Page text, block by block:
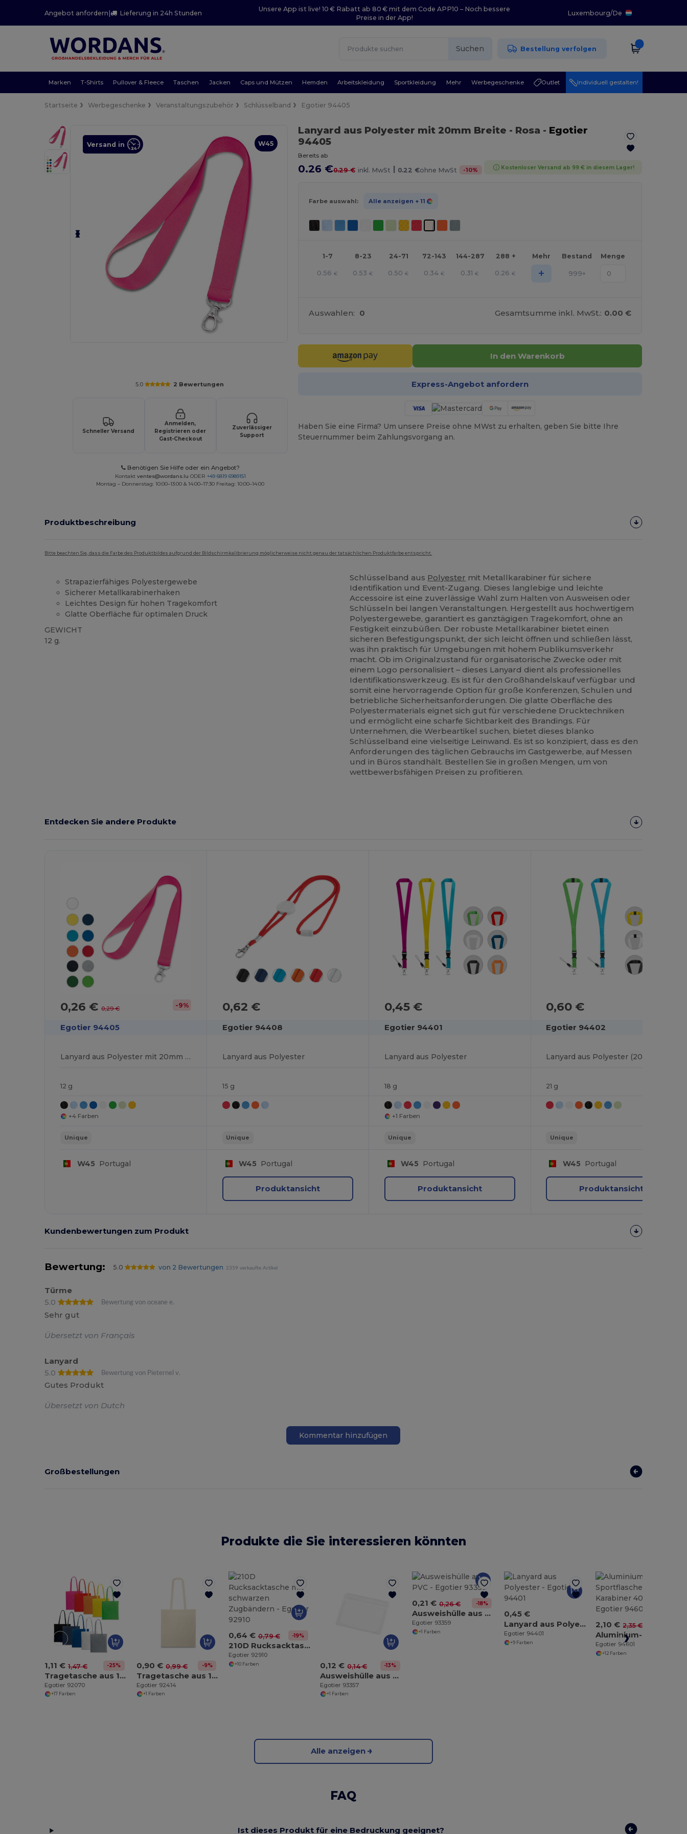
Angebot anfordern| Lieferung in 24h Stunden
Unsere App ist live! 10 € Rabatt ab 80 € mit dem Code APP10 – Noch bessere
Preise in der App!
Luxembourg/De
Suchen Bestellung verfolgen
Marken T-Shirts Pullover & Fleece Taschen Jacken Caps und Mützen Hemden Arbeitskleidung Sportkleidung Mehr Werbegeschenke Outlet Individuell gestalten!
Startseite Werbegeschenke Veranstaltungszubehör Schlüsselband Egotier 94405
W45
Versand in
5.0 2 Bewertungen
Schneller Versand
Anmelden,
Registrieren oder
Gast-Checkout
Zuverlässiger
Support
Benötigen Sie Hilfe oder ein Angebot?
Kontakt ventes@wordans.lu ODER +49 6819 6989151
Montag – Donnerstag: 10:00–13:00 & 14:00–17:30 Freitag: 10:00–14:00
Lanyard aus Polyester mit 20mm Breite - Rosa - Egotier
94405
Bereits ab
0.26 €0.29 € inkl. MwSt | 0.22 €ohne MwSt -10% Kostenloser Versand ab 99 € in diesem Lager!
Farbe auswahl: Alle anzeigen + 11
1-7 8-23 24-71 72-143 144-287 288 + Mehr Bestand Menge
0.56 € 0.53 € 0.50 € 0.34 € 0.31 € 0.26 € + 999+
Auswahlen: 0 Gesamtsumme inkl. MwSt.: 0.00 €
In den Warenkorb
Express-Angebot anfordern
Haben Sie eine Firma? Um unsere Preise ohne MWst zu erhalten, geben Sie bitte Ihre
Steuernummer beim Zahlungsvorgang an.
Produktbeschreibung
Bitte beachten Sie, dass die Farbe des Produktbildes aufgrund der Bildschirmkalibrierung möglicherweise nicht genau der tatsächlichen Produktfarbe entspricht.
Strapazierfähiges Polyestergewebe
Sicherer Metallkarabinerhaken
Leichtes Design für hohen Tragekomfort
Glatte Oberfläche für optimalen Druck
GEWICHT
12 g.
Schlüsselband aus Polyester mit Metallkarabiner für sichere
Identifikation und Event-Zugang. Dieses langlebige und leichte
Accessoire ist eine zuverlässige Wahl zum Halten von Ausweisen oder
Schlüsseln bei langen Veranstaltungen. Hergestellt aus hochwertigem
Polyestergewebe, garantiert es ganztägigen Tragekomfort, ohne an
Festigkeit einzubüßen. Der robuste Metallkarabiner bietet einen
sicheren Befestigungspunkt, der sich leicht öffnen und schließen lässt,
was ihn praktisch für Umgebungen mit hohem Publikumsverkehr
macht. Ob im Originalzustand für organisatorische Zwecke oder mit
einem Logo personalisiert – dieses Lanyard dient als professionelles
Identifikationswerkzeug. Es ist für den Großhandelskauf verfügbar und
somit eine hervorragende Option für große Konferenzen, Schulen und
betriebliche Sicherheitsanforderungen. Die glatte Oberfläche des
Polyestermaterials eignet sich gut für verschiedene Drucktechniken
und ermöglicht eine scharfe Sichtbarkeit des Brandings. Für
Unternehmen, die Werbeartikel suchen, bietet dieses blanko
Schlüsselband eine vielseitige Leinwand. Es ist so konzipiert, dass es den
Anforderungen des täglichen Gebrauchs im Gastgewerbe, auf Messen
und in Büros standhält. Bestellen Sie in großen Mengen, um von
wettbewerbsfähigen Preisen zu profitieren.
Entdecken Sie andere Produkte
0,26 €0,29 € -9%
Egotier 94405
Lanyard aus Polyester mit 20mm Breite
12 g
+4 Farben
Unique
W45 Portugal
0,62 €
Egotier 94408
Lanyard aus Polyester
15 g
Unique
W45 Portugal
Produktansicht
0,45 €
Egotier 94401
Lanyard aus Polyester
18 g
+1 Farben
Unique
W45 Portugal
Produktansicht
0,60 €
Egotier 94402
21 g
Unique
W45 Portugal
Produktansicht
Kundenbewertungen zum Produkt
Bewertung: 5.0 von 2 Bewertungen 2359 verkaufte Artikel
Türme
5.0
Bewertung von oceane e.
Sehr gut
Übersetzt von Français
Lanyard
5.0
Bewertung von Pieternel v.
Gutes Produkt
Übersetzt von Dutch
Kommentar hinzufügen
Großbestellungen
Produkte die Sie interessieren könnten
1,11 € 1,47 € -25%
Tragetasche aus 100% Baumwolle (140 g/m²)
Egotier 92070
+17 Farben
0,90 € 0,99 € -9%
Tragetasche aus 100% Baumwolle (100 g/m²)
Egotier 92414
+1 Farben
0,64 € 0,79 € -19%
210D Rucksacktasche mit schwarzen Zugbändern
Egotier 92910
+10 Farben 0,12 € 0,14 € -13%
Ausweishülle aus PVC
Egotier 93357
+1 Farben
0,21 € 0,26 € -18%
Ausweishülle aus PVC
Egotier 93359
+1 Farben
0,45 €
Lanyard aus Polyester
Egotier 94401
+9 Farben
2,10 € 2,35 €
Egotier 94601
+12 Farben
Alle anzeigen
FAQ
Ist dieses Produkt für eine Bedruckung geeignet?